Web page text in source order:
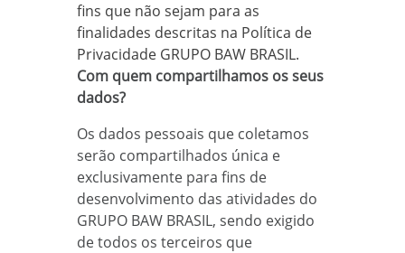
fins que não sejam para as
finalidades descritas na Política de
Privacidade GRUPO BAW BRASIL.
Com quem compartilhamos os seus
dados?
Os dados pessoais que coletamos
serão compartilhados única e
exclusivamente para fins de
desenvolvimento das atividades do
GRUPO BAW BRASIL, sendo exigido
de todos os terceiros que